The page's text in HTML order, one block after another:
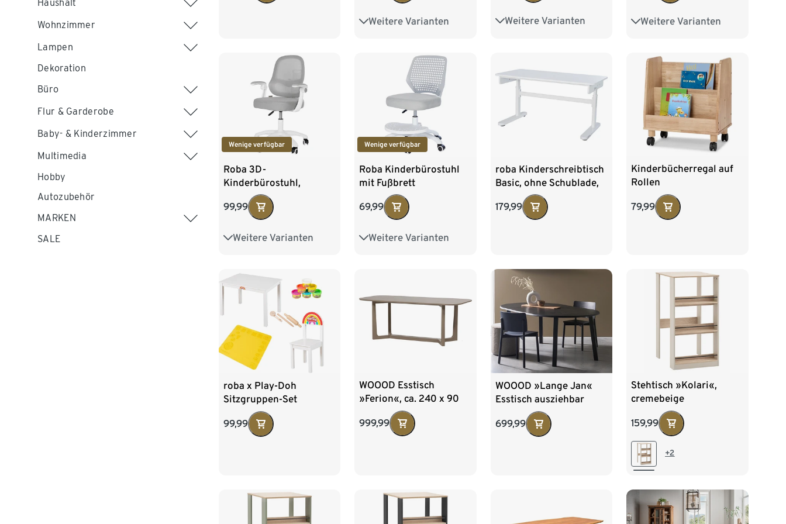
Haushalt
Wohnzimmer
Lampen
Dekoration
Büro
Flur & Garderobe
Baby- & Kinderzimmer
Multimedia
Hobby
Autozubehör
MARKEN
SALE
Weitere Varianten
U-Form-Gestell Weitere Varianten
Mit Armlehnen Weitere Varianten
Mit Armlehnen
Wenige verfügbar
Roba 3D-
Kinderbürostuhl,
verstellbar, mit
Armlehnen
99,99
Weitere Varianten
Mit Fußbrett
Wenige verfügbar
Roba Kinderbürostuhl
mit Fußbrett
69,99
Weitere Varianten
Mit Armlehnen
roba Kinderschreibtisch
Basic, ohne Schublade,
höhenverstellbar, weiß
179,99
Kinderbücherregal auf
Rollen
79,99
roba x Play-Doh
Sitzgruppen-Set
99,99
WOOOD Esstisch
»Ferion«, ca. 240 x 90
999,99
WOOOD »Lange Jan«
Esstisch ausziehbar
699,99
Stehtisch »Kolari«,
cremebeige
159,99
+2